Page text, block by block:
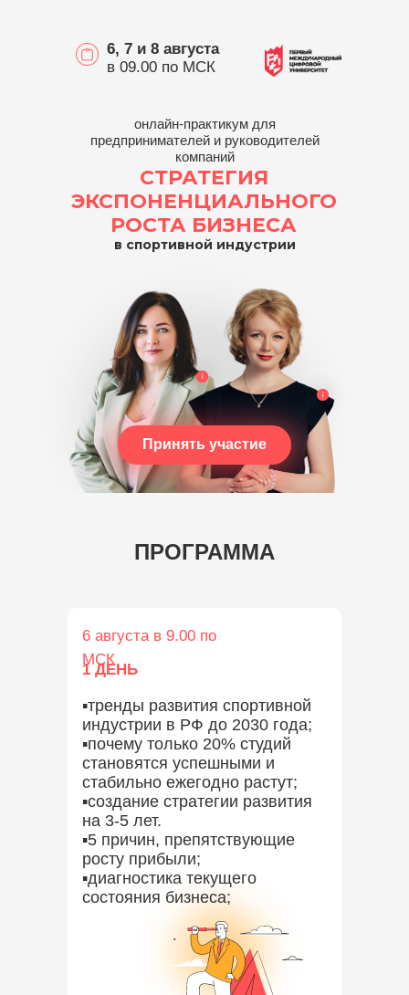
СТРАТЕГИЯ
ЭКСПОНЕНЦИАЛЬНОГО
РОСТА БИЗНЕСА
Принять участие
в спортивной индустрии
6, 7 и 8 августа
в 09.00 по МСК
онлайн-практикум для
предпринимателей и руководителей
компаний
ПРОГРАММА
▪️тренды развития спортивной
индустрии в РФ до 2030 года;
▪️почему только 20% студий
становятся успешными и
стабильно ежегодно растут;
▪️создание стратегии развития
на 3-5 лет.
▪️5 причин, препятствующие
росту прибыли;
▪️диагностика текущего
состояния бизнеса;
1 ДЕНЬ
6 августа в 9.00 по
МСК